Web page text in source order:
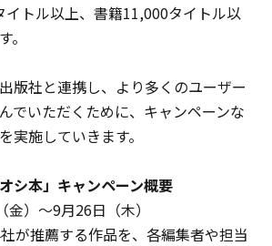
イトル以上、書籍11,000タイトル以
。
版社と連携し、より多くのユーザー
でいただくために、キャンペーンな
実施していきます。
シ本」キャンペーン概要
）～9月26日（木）
が推薦する作品を、各編集者や担当